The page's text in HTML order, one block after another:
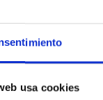
usa cookies